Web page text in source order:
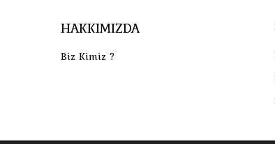
HAKKIMIZDA
Biz Kimiz ?